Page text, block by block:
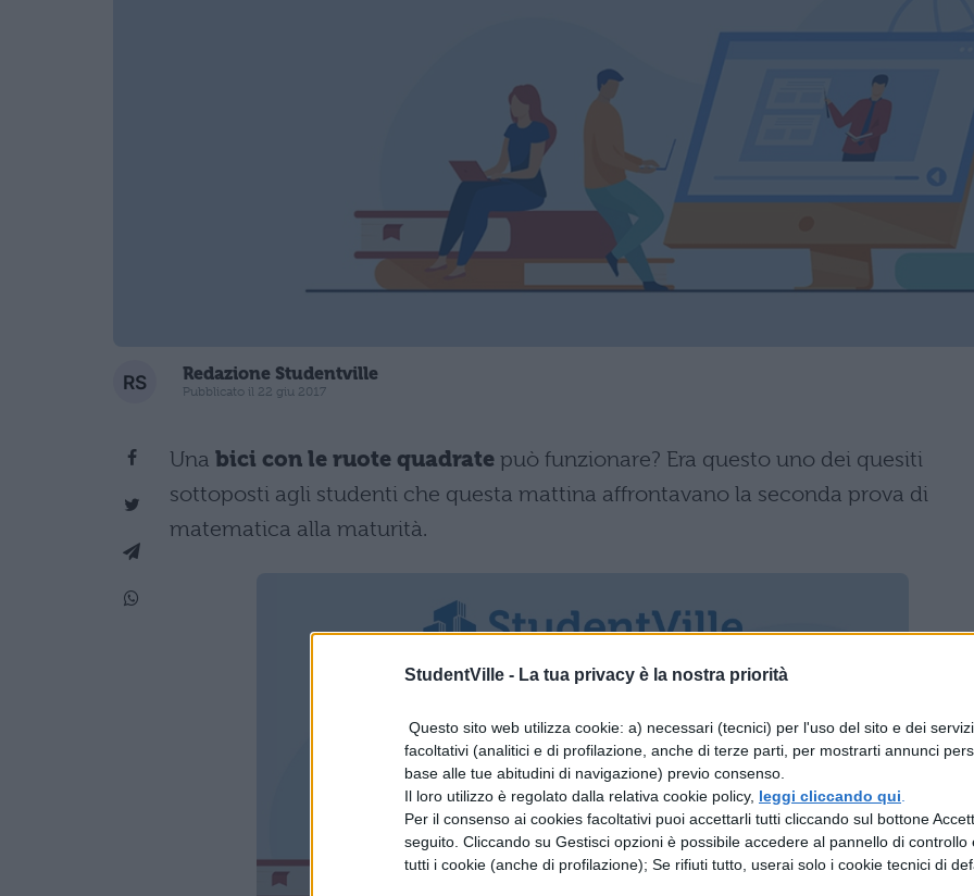
StudentVille - La tua privacy è la nostra priorità
Questo sito web utilizza cookie: a) necessari (tecnici) per l'uso del sito e dei
facoltativi (analitici e di profilazione, anche di terze parti, per mostrarti annunci
base alle tue abitudini di navigazione) previo consenso.
Il loro utilizzo è regolato dalla relativa cookie policy, leggi cliccando qui
Per il consenso ai cookies facoltativi puoi accettarli tutti cliccando sul bottone
seguito. Cliccando su Gestisci opzioni è possibile accedere al pannello di controllo
tutti i cookie (anche di profilazione); Se rifiuti tutto, userai solo i cookie tecnici di
Redazione Studentville
Pubblicato il 22 giu 2017
Una bici con le ruote quadrate può funzionare? Era questo uno dei quesiti
sottoposti agli studenti che questa mattina affrontavano la seconda prova di
matematica alla maturità.